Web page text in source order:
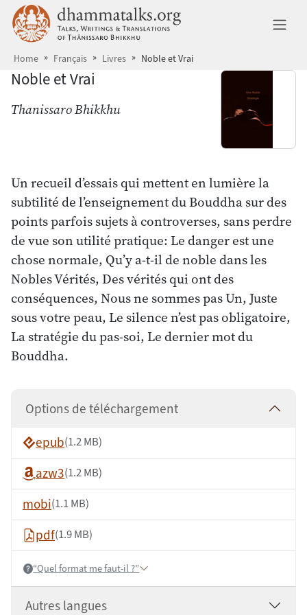
Aller au contenu principal dhammatalks.org
Home Français Livres Noble et Vrai
Noble et Vrai
Thanissaro Bhikkhu
Un recueil d’essais qui mettent en lumière la
subtilité de l’enseignement du Bouddha sur des
points parfois sujets à controverses, sans perdre
de vue son utilité pratique: Le danger est une
chose normale, Qu’y a-t-il de noble dans les
Nobles Vérités, Des vérités qui ont des
conséquences, Nous ne sommes pas Un, Juste
sous votre peau, Le silence n’est pas obligatoire,
La stratégie du pas-soi, Le dernier mot du
Bouddha.
Options de téléchargement
epub(1.2 MB)
azw3(1.2 MB)
mobi(1.1 MB)
pdf(1.9 MB)
Help:“Quel format me faut-il ?”
Autres langues